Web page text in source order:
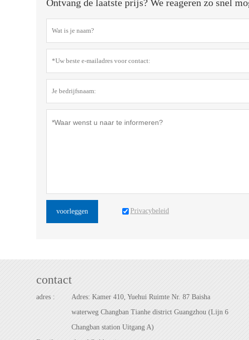
Ontvang de laatste prijs? We reageren zo snel
voorleggen Privacybeleid
contact
adres :
Adres: Kamer 410, Yuehui Ruimte Nr. 87 Baisha
waterweg Changban Tianhe district Guangzhou (Lijn 6
Changban station Uitgang A)